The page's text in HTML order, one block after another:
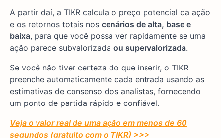
A partir daí, a TIKR calcula o preço potencial da ação
e os retornos totais nos cenários de alta, base e
baixa, para que você possa ver rapidamente se uma
ação parece subvalorizada ou supervalorizada.
Se você não tiver certeza do que inserir, o TIKR
preenche automaticamente cada entrada usando as
estimativas de consenso dos analistas, fornecendo
um ponto de partida rápido e confiável.
Veja o valor real de uma ação em menos de 60
segundos (gratuito com o TIKR) >>>